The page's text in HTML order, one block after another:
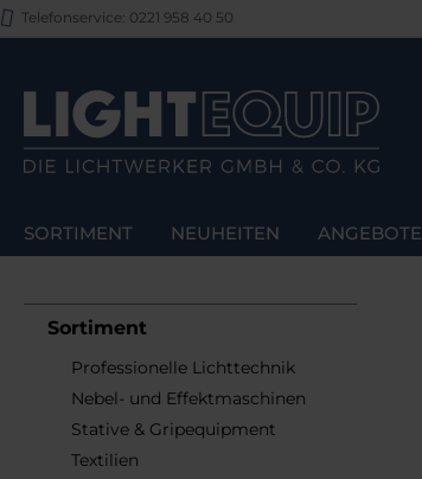
Hauptinhalt springen
Zur Suche springen
Zur Hauptnavigation springen
Telefonservice: 0221 958 40 50
SORTIMENT NEUHEITEN ANGEBOTE
Sortiment
Professionelle Lichttechnik
Nebel- und Effektmaschinen
Stative & Gripequipment
Textilien